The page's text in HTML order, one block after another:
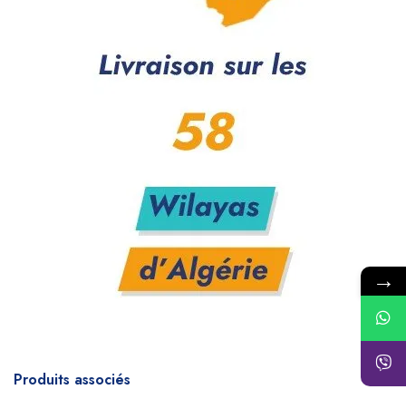
Produits associés
→